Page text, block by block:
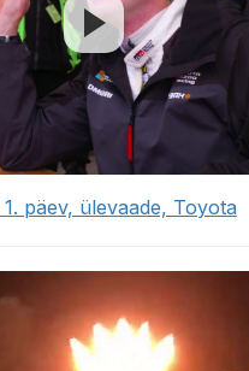
päev, ülevaade, Toyota